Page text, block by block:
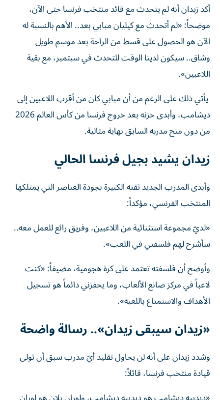
أكد زيدان أنه لم يتحدث مع قائد منتخب فرنسا حتى الآن،
موضحاً: «لم أتحدث مع كيليان مبابي بعد.. الأهم بالنسبة له
الآن هو الحصول على قسط من الراحة بعد موسم طويل
وشاق.. سيكون لدينا الوقت للتحدث في سبتمبر، مع بقية
اللاعبين».
يأتي ذلك على الرغم من أن مبابي كان من أقرب اللاعبين إلى
ديشامب، وأبدى حزنه بعد خروج فرنسا من كأس العالم 2026
من دون منح مدربه السابق نهاية مثالية.
زيدان يشيد بجيل فرنسا الحالي
وأبدى المدرب الجديد ثقته الكبيرة بجودة العناصر التي يمتلكها
المنتخب الفرنسي، مؤكداً:
«لديّ مجموعة استثنائية من اللاعبين، وفريق رائع للعمل معه..
سأشرح لهم فلسفتي في اللعب».
وأوضح أن فلسفته تعتمد على كرة هجومية، مضيفاً: «كنت
لاعباً في مركز صانع الألعاب، وما يحفزني دائماً هو تسجيل
الأهداف والاستمتاع باللعبة».
«زيدان سيبقى زيدان».. رسالة واضحة
وشدد زيدان على أنه لن يحاول تقليد أيّ مدرب سبق أن تولى
قيادة منتخب فرنسا، قائلاً: